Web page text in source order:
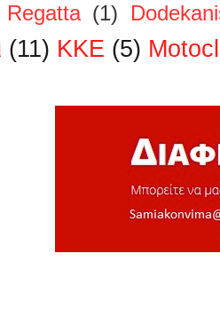
(1)
(11) KKE (5)